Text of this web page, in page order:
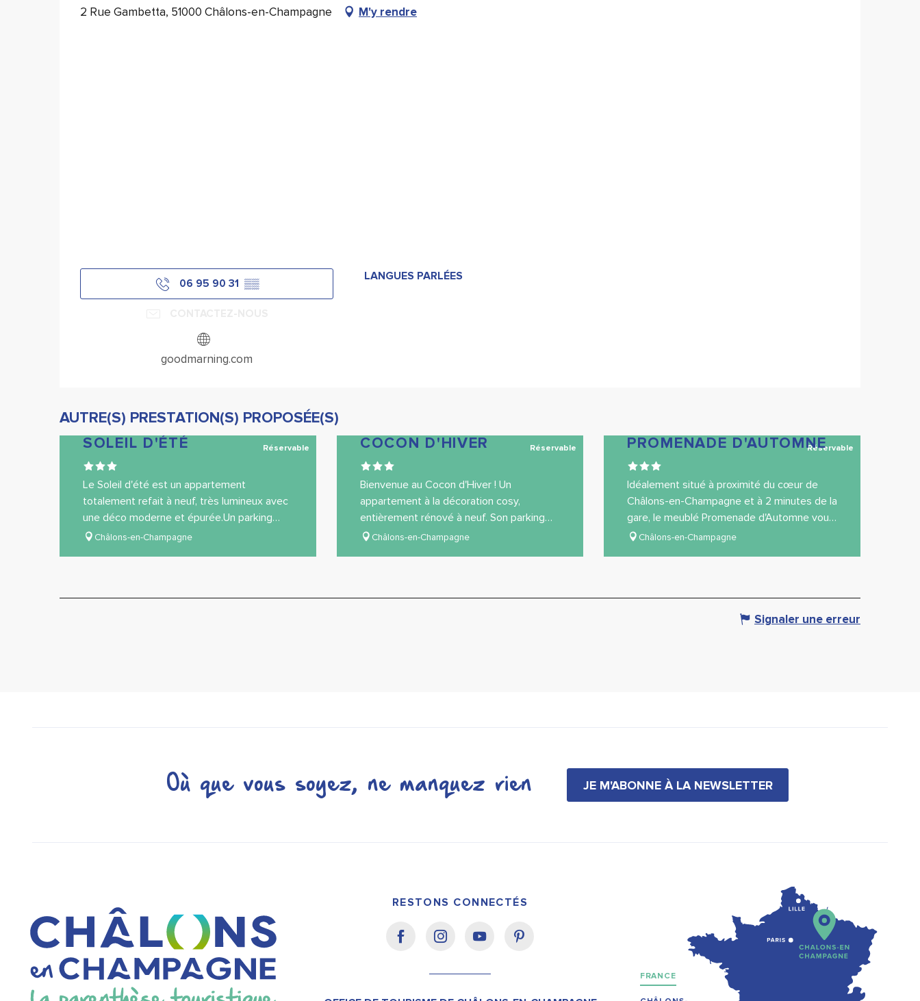
2 Rue Gambetta, 51000 Châlons-en-Champagne M'y rendre
06 95 90 31 ▒▒
goodmarning.com
LANGUES PARLÉES
LANGUES PARLÉES
AUTRE(S) PRESTATION(S) PROPOSÉE(S)
SOLEIL D'ÉTÉ
Le Soleil d'été est un appartement
totalement refait à neuf, très lumineux avec
une déco moderne et épurée.Un parking
gratuit accolé à la résidence permet de se
Châlons-en-Champagne
Réservable COCON D'HIVER
Bienvenue au Cocon d'Hiver ! Un
appartement à la décoration cosy,
entièrement rénové à neuf. Son parking
accolé permet de se garer sans difficulté.
Châlons-en-Champagne
Réservable PROMENADE D'AUTOMNE
Idéalement situé à proximité du cœur de
Châlons-en-Champagne et à 2 minutes de la
gare, le meublé Promenade d'Automne vous
offre tout ce qu'il vous faut pour vous sentir
Châlons-en-Champagne
Réservable
Signaler une erreur
Où que vous soyez, ne manquez rien JE M'ABONNE À LA NEWSLETTER
RESTONS CONNECTÉS
FRANCE